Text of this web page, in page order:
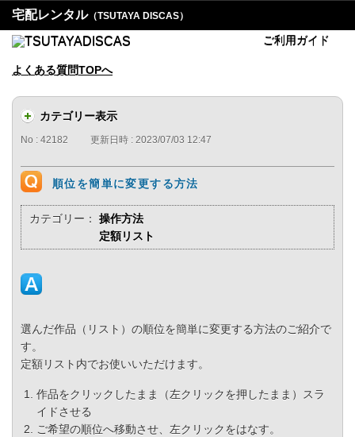
宅配レンタル（TSUTAYA DISCAS）
ご利用ガイド
よくある質問TOPへ
カテゴリー表示
No : 42182 更新日時 : 2023/07/03 12:47
順位を簡単に変更する方法
カテゴリー：
操作方法
定額リスト
選んだ作品（リスト）の順位を簡単に変更する方法のご紹介で
す。
定額リスト内でお使いいただけます。
作品をクリックしたまま（左クリックを押したまま）スラ
イドさせる
ご希望の順位へ移動させ、左クリックをはなす。